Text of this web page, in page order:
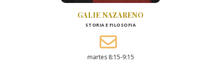
GALIE NAZARENO
STORIA E FILOSOFIA
martes 8:15-9:15